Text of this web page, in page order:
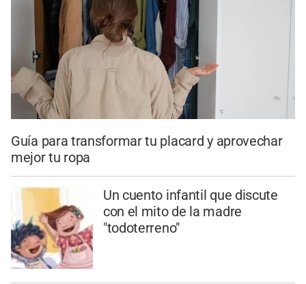
Guía para transformar tu placard y aprovechar
mejor tu ropa
Un cuento infantil que discute
con el mito de la madre
"todoterreno"